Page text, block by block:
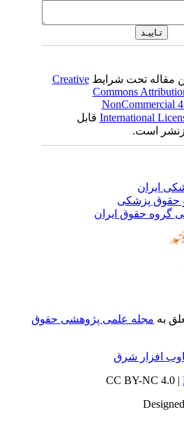
مقاله تحت شرایطCreative
Commons
Internationalقابل
است.
ایران
پزشکی
حقوق ایران
بهمجله علمی پژوهشی حقوق
افزار شرق